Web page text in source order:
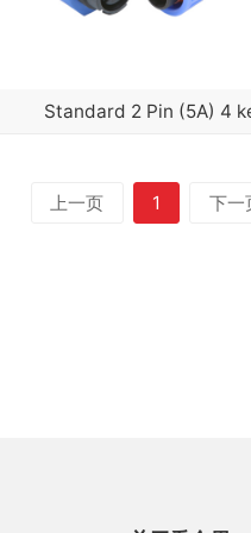
Standard 2 Pin (5A) 4
上一页 1 下一